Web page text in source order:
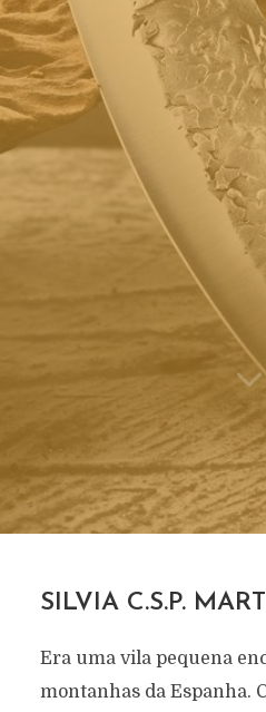
SILVIA C.S.P.
Era uma vila pequena
montanhas da Espanha.